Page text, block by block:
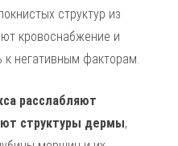
структур из
кровоснабжение и
негативным факторам.
расслабляют
структуры дермы,